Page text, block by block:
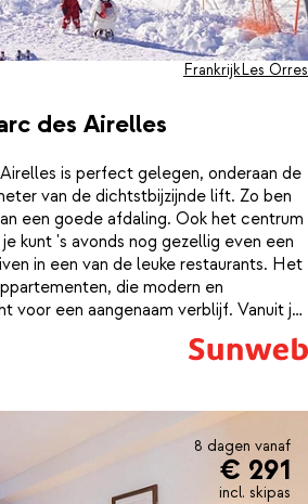
des Airelles
FrankrijkLes Orres
is perfect gelegen, onderaan de
van de dichtstbijzijnde lift. Zo ben
een goede afdaling. Ook het centrum
kunt 's avonds nog gezellig even een
in een van de leuke restaurants. Het
die modern en
voor een aangenaam verblijf. Vanuit je
prachtig uitzicht over de omgeving. Ook
eigen balkon of terras, waar het
8 dagen vanaf
€ 291
incl. skipas